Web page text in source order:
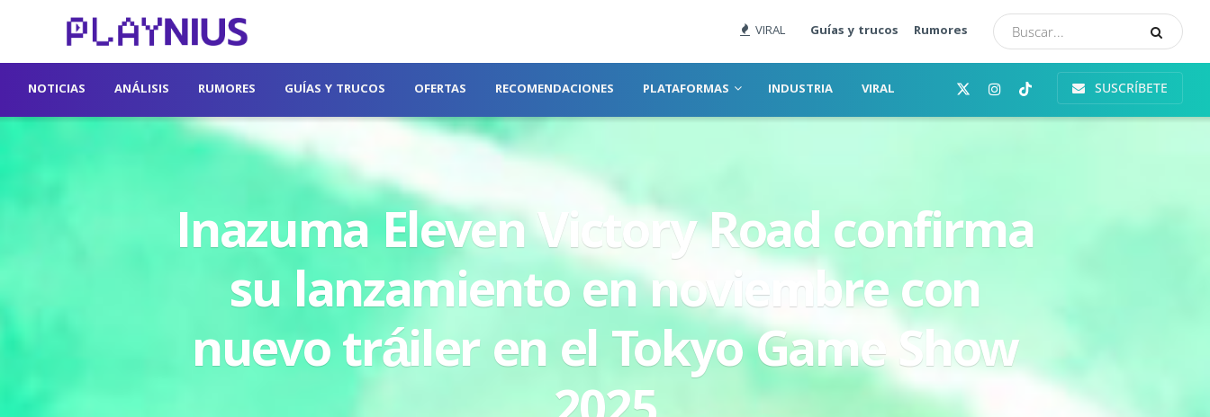
VIRAL Guías y trucos Rumores
NOTICIAS ANÁLISIS RUMORES GUÍAS Y TRUCOS OFERTAS RECOMENDACIONES PLATAFORMAS INDUSTRIA VIRAL SUSCRÍBETE
Inazuma Eleven Victory Road confirma
su lanzamiento en noviembre con
nuevo tráiler en el Tokyo Game Show